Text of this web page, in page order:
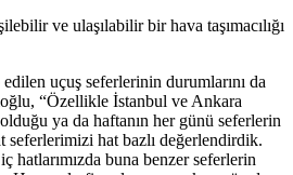
ve ulaşılabilir bir hava taşımacılığı
uçuş seferlerinin durumlarını da
“Özellikle İstanbul ve Ankara
ya da haftanın her günü seferlerin
seferlerimizi hat bazlı değerlendirdik.
hatlarımızda buna benzer seferlerin